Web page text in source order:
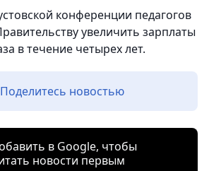
конференции педагогов
увеличить зарплаты
в течение четырех лет.
Поделитесь новостью
в Google, чтобы
новости первым